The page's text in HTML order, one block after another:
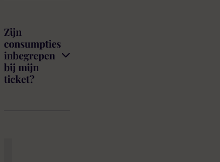
Zijn
consumpties
inbegrepen
bij mijn
ticket?